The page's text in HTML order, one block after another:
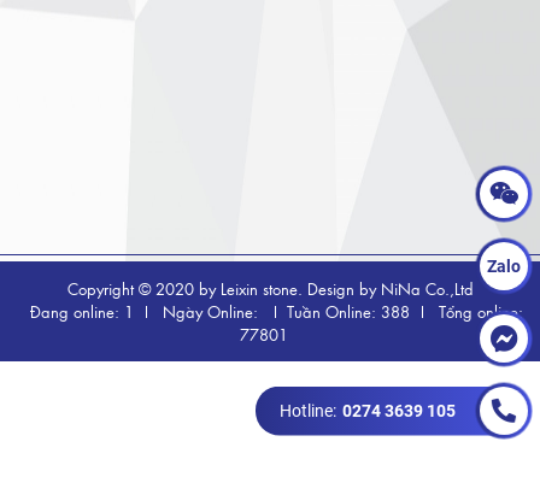
Copyright © 2020 by Leixin stone. Design by NiNa Co.,Ltd
Đang online: 1
Ngày Online: Tuần Online: 388
Tổng online:
77801
Zalo
Hotline: 0274 3639 105